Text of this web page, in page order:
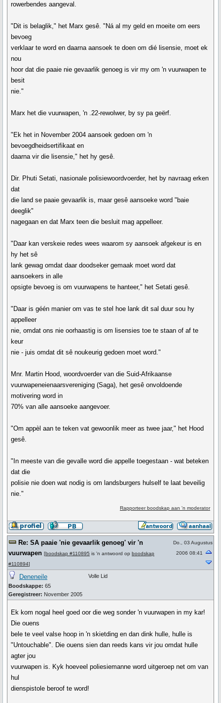
rowerbendes aangeval.
"Dit is belaglik," het Marx gesê. "Ná al my geld en moeite om eers
bevoeg
verklaar te word en daarna aansoek te doen om dié lisensie, moet ek
nou
hoor dat die paaie nie gevaarlik genoeg is vir my om 'n vuurwapen te
besit
nie."
Marx het die vuurwapen, 'n .22-rewolwer, by sy pa geërf.
"Ek het in November 2004 aansoek gedoen om 'n
bevoegdheidsertifikaat en
daarna vir die lisensie," het hy gesê.
Dir. Phuti Setati, nasionale polisiewoordvoerder, het by navraag erken
dat
die land se paaie gevaarlik is, maar gesê aansoeke word "baie
deeglik"
nagegaan en dat Marx teen die besluit mag appelleer.
"Daar kan verskeie redes wees waarom sy aansoek afgekeur is en
hy het sê
lank gewag omdat daar doodseker gemaak moet word dat
aansoekers in alle
opsigte bevoeg is om vuurwapens te hanteer," het Setati gesê.
"Daar is géén manier om vas te stel hoe lank dit sal duur sou hy
appelleer
nie, omdat ons nie oorhaastig is om lisensies toe te staan of af te
keur
nie - juis omdat dit sê noukeurig gedoen moet word."
Mnr. Martin Hood, woordvoerder van die Suid-Afrikaanse
vuurwapeneienaarsvereniging (Saga), het gesê onvoldoende
motivering word in
70% van alle aansoeke aangevoer.
"Om appèl aan te teken vat gewoonlik meer as twee jaar," het Hood
gesê.
"In meeste van die gevalle word die appelle toegestaan - wat beteken
dat die
polisie nie doen wat nodig is om landsburgers hulself te laat beveilig
nie."
Rapporteer boodskap aan 'n moderator
Re: SA paaie 'nie gevaarlik genoeg' vir 'n
vuurwapen [boodskap #110895 is 'n antwoord op boodskap
#110894]
Do., 03 Augustus
2006 08:41
Deneneile
Boodskappe: 65
Geregistreer: November 2005
Volle Lid
Ek kom nogal heel goed oor die weg sonder 'n vuurwapen in my kar!
Die ouens
bele te veel valse hoop in 'n skietding en dan dink hulle, hulle is
"Untouchable". Die ouens sien dan reeds kans vir jou omdat hulle
agter jou
vuurwapen is. Kyk hoeveel poliesiemanne word uitgeroep net om van
hul
dienspistole beroof te word!